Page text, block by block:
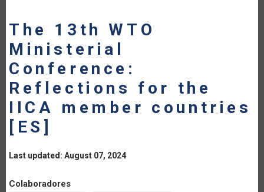
The 13th WTO
Ministerial
Conference:
Reflections for the
IICA member countries
[ES]
Last updated: August 07, 2024
Colaboradores